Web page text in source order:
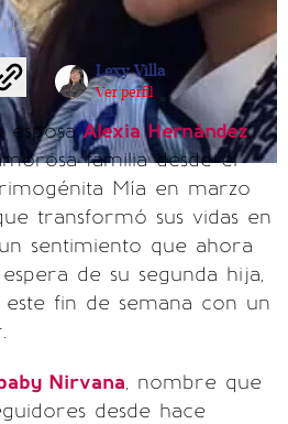
14:12
Lexy Villa
Ver perfil
Alexia Hernández
familia desde el
Mía en marzo
transformó sus vidas en
sentimiento que ahora
de su segunda hija,
fin de semana con un
Nirvana, nombre que
desde hace